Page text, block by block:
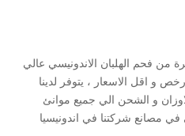
من فحم الهلبان الاندونيسي عالي
و اقل الاسعار ، يتوفر لدينا
و الشحن الي جميع موانئ
في مصانع شركتنا في اندونيسيا